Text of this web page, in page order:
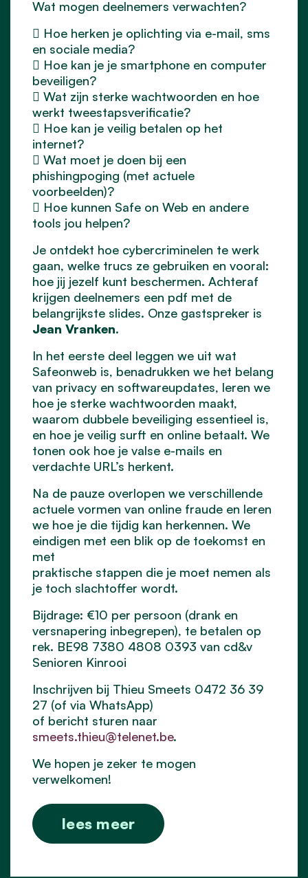
Wat mogen deelnemers verwachten?
 Hoe herken je oplichting via e-mail, sms
en sociale media?
 Hoe kan je je smartphone en computer
beveiligen?
 Wat zijn sterke wachtwoorden en hoe
werkt tweestapsverificatie?
 Hoe kan je veilig betalen op het
internet?
 Wat moet je doen bij een
phishingpoging (met actuele
voorbeelden)?
 Hoe kunnen Safe on Web en andere
tools jou helpen?
Je ontdekt hoe cybercriminelen te werk
gaan, welke trucs ze gebruiken en vooral:
hoe jij jezelf kunt beschermen. Achteraf
krijgen deelnemers een pdf met de
belangrijkste slides. Onze gastspreker is
Jean Vranken.
In het eerste deel leggen we uit wat
Safeonweb is, benadrukken we het belang
van privacy en softwareupdates, leren we
hoe je sterke wachtwoorden maakt,
waarom dubbele beveiliging essentieel is,
en hoe je veilig surft en online betaalt. We
tonen ook hoe je valse e-mails en
verdachte URL’s herkent.
Na de pauze overlopen we verschillende
actuele vormen van online fraude en leren
we hoe je die tijdig kan herkennen. We
eindigen met een blik op de toekomst en
met
praktische stappen die je moet nemen als
je toch slachtoffer wordt.
Bijdrage: €10 per persoon (drank en
versnapering inbegrepen), te betalen op
rek. BE98 7380 4808 0393 van cd&v
Senioren Kinrooi
Inschrijven bij Thieu Smeets 0472 36 39
27 (of via WhatsApp)
of bericht sturen naar
smeets.thieu@telenet.be.
We hopen je zeker te mogen
verwelkomen!
lees meer